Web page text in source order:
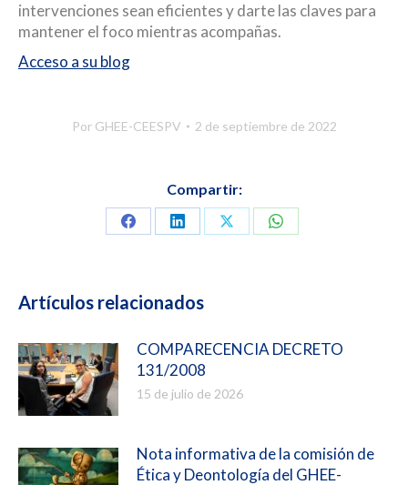
intervenciones sean eficientes y darte las claves para
mantener el foco mientras acompañas.
Acceso a su blog
Por GHEE-CEESPV 2 de septiembre de 2022
Compartir:
CompartirCompartirCompartirCompartir
Artículos relacionados
COMPARECENCIA DECRETO
131/2008
15 de julio de 2026
Nota informativa de la comisión de
Ética y Deontología del GHEE-